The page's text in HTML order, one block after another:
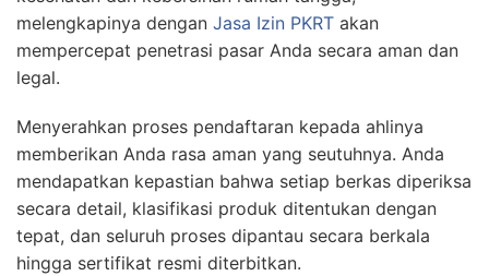
melengkapinya dengan Jasa Izin PKRT akan
mempercepat penetrasi pasar Anda secara aman dan
legal.
Menyerahkan proses pendaftaran kepada ahlinya
memberikan Anda rasa aman yang seutuhnya. Anda
mendapatkan kepastian bahwa setiap berkas diperiksa
secara detail, klasifikasi produk ditentukan dengan
tepat, dan seluruh proses dipantau secara berkala
hingga sertifikat resmi diterbitkan.